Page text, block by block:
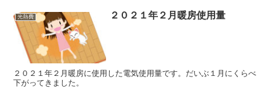
光熱費 ２０２１年２月暖房使用量
２０２１年２月暖房に使用した電気使用量です。だいぶ１月にくらべ
下がってきました。